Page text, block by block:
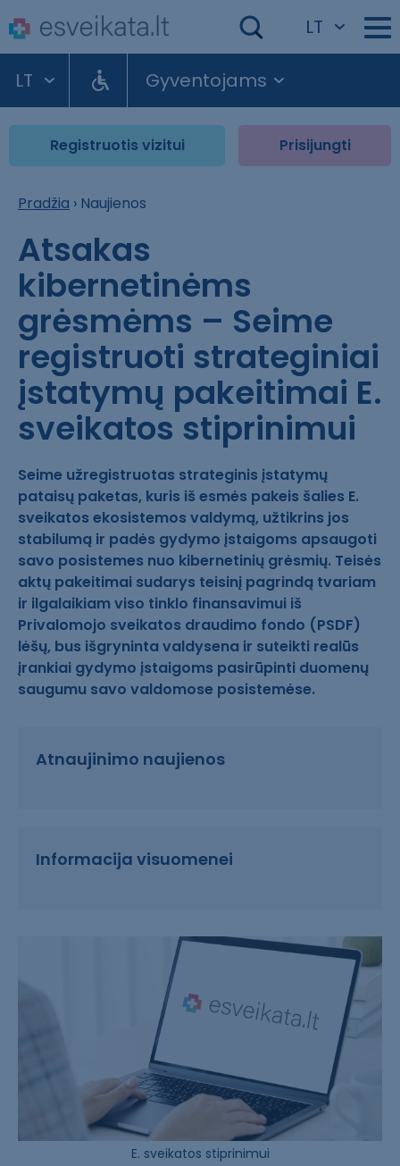
LT
LT Gyventojams
Registruotis vizitui Prisijungti
Pradžia › Naujienos
Atsakas
kibernetinėms
grėsmėms – Seime
registruoti strateginiai
įstatymų pakeitimai E.
sveikatos stiprinimui
Seime užregistruotas strateginis įstatymų
pataisų paketas, kuris iš esmės pakeis šalies E.
sveikatos ekosistemos valdymą, užtikrins jos
stabilumą ir padės gydymo įstaigoms apsaugoti
savo posistemes nuo kibernetinių grėsmių. Teisės
aktų pakeitimai sudarys teisinį pagrindą tvariam
ir ilgalaikiam viso tinklo finansavimui iš
Privalomojo sveikatos draudimo fondo (PSDF)
lėšų, bus išgryninta valdysena ir suteikti realūs
įrankiai gydymo įstaigoms pasirūpinti duomenų
saugumu savo valdomose posistemėse.
Atnaujinimo naujienos
Informacija visuomenei
E. sveikatos stiprinimui